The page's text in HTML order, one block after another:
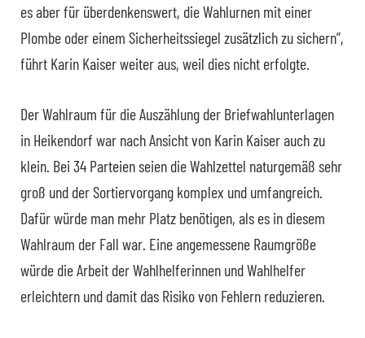
es aber für überdenkenswert, die Wahlurnen mit einer
Plombe oder einem Sicherheitssiegel zusätzlich zu sichern”,
führt Karin Kaiser weiter aus, weil dies nicht erfolgte.
Der Wahlraum für die Auszählung der Briefwahlunterlagen
in Heikendorf war nach Ansicht von Karin Kaiser auch zu
klein. Bei 34 Parteien seien die Wahlzettel naturgemäß sehr
groß und der Sortiervorgang komplex und umfangreich.
Dafür würde man mehr Platz benötigen, als es in diesem
Wahlraum der Fall war. Eine angemessene Raumgröße
würde die Arbeit der Wahlhelferinnen und Wahlhelfer
erleichtern und damit das Risiko von Fehlern reduzieren.